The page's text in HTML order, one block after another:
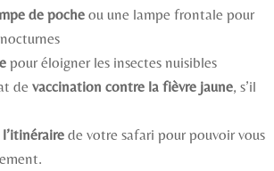
de pocheou une lampe frontale pour
pour éloigner les insectes nuisibles
de vaccination contre la fièvre jaune, s’il
l’itinéraire de votre safari pour pouvoir vous